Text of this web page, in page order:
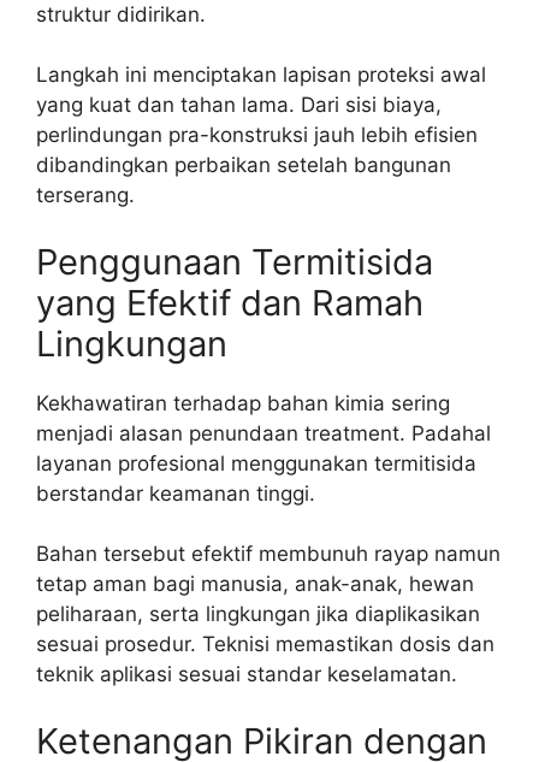
struktur didirikan.
Langkah ini menciptakan lapisan proteksi awal
yang kuat dan tahan lama. Dari sisi biaya,
perlindungan pra-konstruksi jauh lebih efisien
dibandingkan perbaikan setelah bangunan
terserang.
Penggunaan Termitisida
yang Efektif dan Ramah
Lingkungan
Kekhawatiran terhadap bahan kimia sering
menjadi alasan penundaan treatment. Padahal
layanan profesional menggunakan termitisida
berstandar keamanan tinggi.
Bahan tersebut efektif membunuh rayap namun
tetap aman bagi manusia, anak-anak, hewan
peliharaan, serta lingkungan jika diaplikasikan
sesuai prosedur. Teknisi memastikan dosis dan
teknik aplikasi sesuai standar keselamatan.
Ketenangan Pikiran dengan